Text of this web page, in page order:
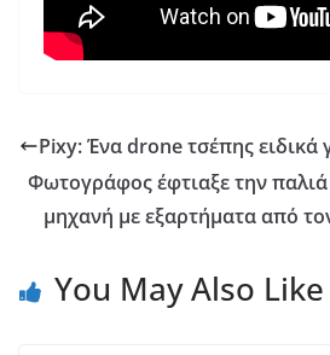
Pixy: Ένα drone τσέπης ειδικά
Φωτογράφος έφτιαξε την
μηχανή με εξαρτήματα από
You May Also Like